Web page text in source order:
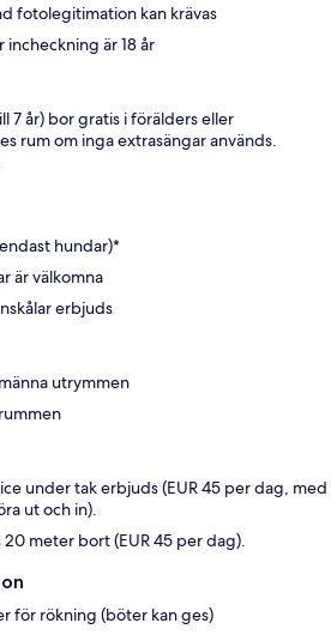
fotolegitimation kan krävas
incheckning är 18 år
7 år) bor gratis i förälders eller
rum om inga extrasängar används.
hundar)*
är välkomna
erbjuds
utrymmen
under tak erbjuds (EUR 45 per dag, med
ut och in).
20 meter bort (EUR 45 per dag).
för rökning (böter kan ges)